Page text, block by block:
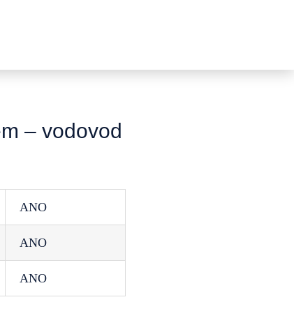
– vodovod
ANO
ANO
ANO